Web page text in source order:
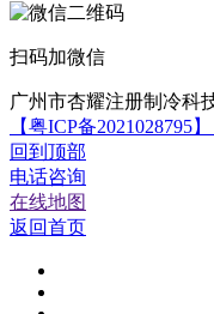
扫码加微信
广州市杏耀注册制冷科
【粤ICP备2021028795】
回到顶部
电话咨询
在线地图
返回首页